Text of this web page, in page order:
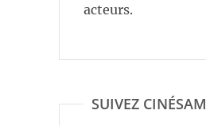
acteurs.
SUIVEZ CINÉSAM